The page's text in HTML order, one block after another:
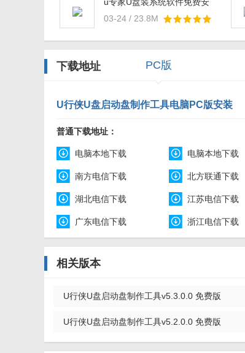
u专家U盘装系统软件免费安
03-24 / 23.8M
下载地址 PC版
U行侠U盘启动盘制作工具电脑PC版安装
普通下载地址：
电脑本地下载 电脑本地下载
南方电信下载 北方联通下载
湖北电信下载 江苏电信下载
广东电信下载 浙江电信下载
相关版本
U行侠U盘启动盘制作工具v5.3.0.0 免费版
U行侠U盘启动盘制作工具v5.2.0.0 免费版